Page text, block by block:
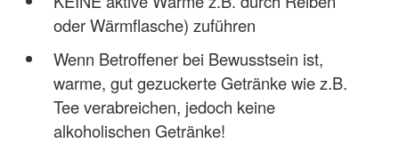
oder Wärmflasche) zuführen
Wenn Betroffener bei Bewusstsein ist,
warme, gut gezuckerte Getränke wie z.B.
Tee verabreichen, jedoch keine
alkoholischen Getränke!